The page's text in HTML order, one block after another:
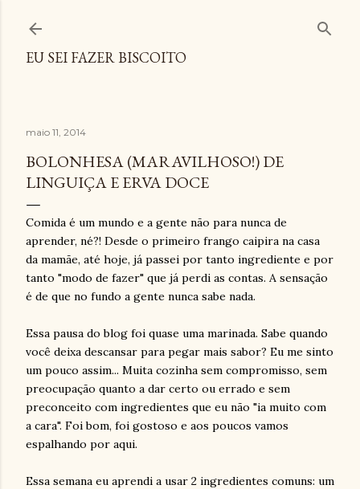
EU SEI FAZER BISCOITO
maio 11, 2014
BOLONHESA (MARAVILHOSO!) DE
LINGUIÇA E ERVA DOCE
Comida é um mundo e a gente não para nunca de
aprender, né?! Desde o primeiro frango caipira na casa
da mamãe, até hoje, já passei por tanto ingrediente e por
tanto "modo de fazer" que já perdi as contas. A sensação
é de que no fundo a gente nunca sabe nada.
Essa pausa do blog foi quase uma marinada. Sabe quando
você deixa descansar para pegar mais sabor? Eu me sinto
um pouco assim... Muita cozinha sem compromisso, sem
preocupação quanto a dar certo ou errado e sem
preconceito com ingredientes que eu não "ia muito com
a cara". Foi bom, foi gostoso e aos poucos vamos
espalhando por aqui.
Essa semana eu aprendi a usar 2 ingredientes comuns: um